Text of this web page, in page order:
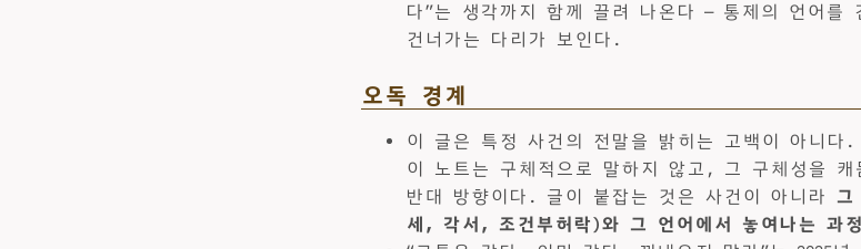
다”는 생각까지 함께 끌려 나온다 — 통제의 언어를
건너가는 다리가 보인다.
오독 경계
이 글은 특정 사건의 전말을 밝히는 고백이 아니다.
이 노트는 구체적으로 말하지 않고, 그 구체성을
반대 방향이다. 글이 붙잡는 것은 사건이 아니라 그
세, 각서, 조건부허락)와 그 언어에서 놓여나는 과정